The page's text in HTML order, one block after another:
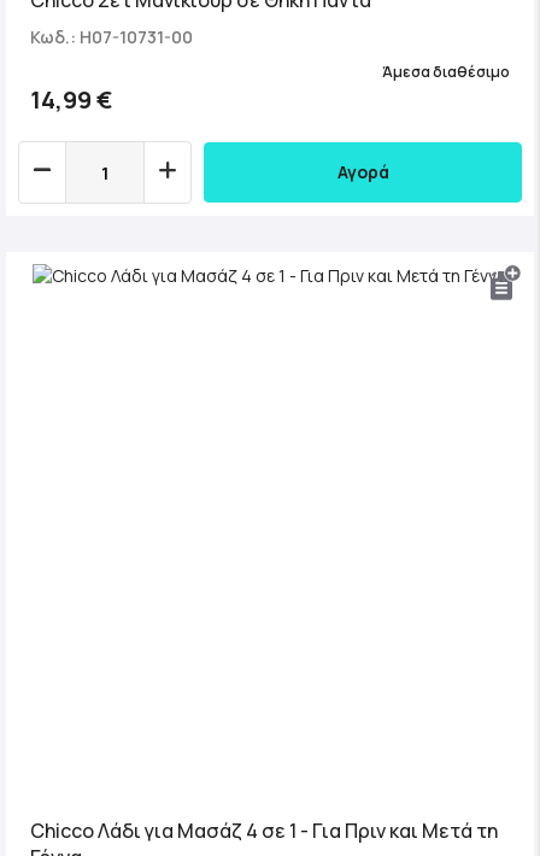
Κωδ.: H07-10731-00
14,99 €
Άμεσα διαθέσιμο
Αγορά
Chicco Λάδι για Μασάζ 4 σε 1 - Για Πριν και Μετά τη